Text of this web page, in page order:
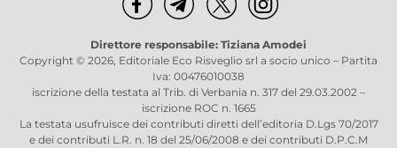
Direttore responsabile: Tiziana Amodei
Copyright © 2026, Editoriale Eco Risveglio srl a socio unico – Partita
Iva: 00476010038
iscrizione della testata al Trib. di Verbania n. 317 del 29.03.2002 –
iscrizione ROC n. 1665
La testata usufruisce dei contributi diretti dell’editoria D.Lgs 70/2017
e dei contributi L.R. n. 18 del 25/06/2008 e dei contributi D.P.C.M